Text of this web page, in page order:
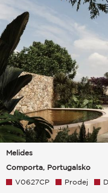
Melides
Comporta, Portugalsko
V0627CP Prodej